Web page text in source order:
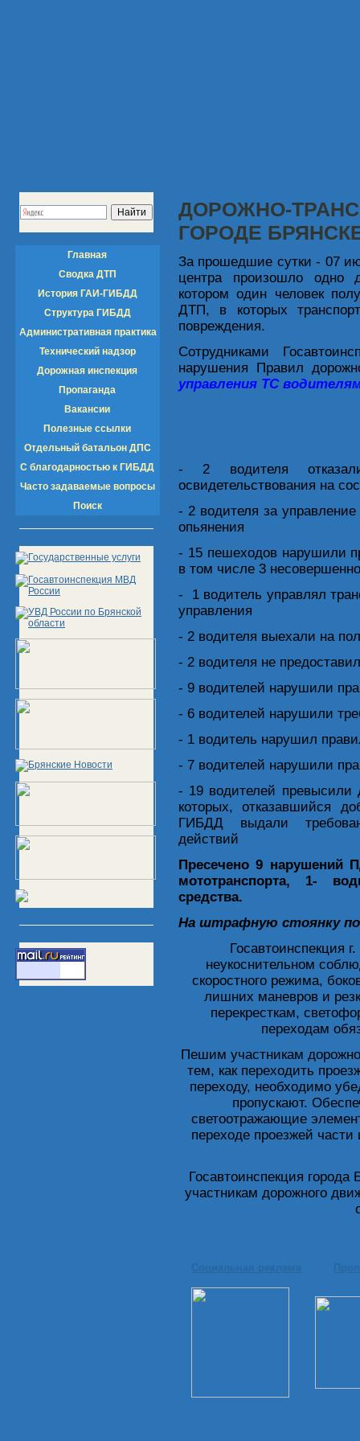
Главная
Сводка ДТП
История ГАИ-ГИБДД
Структура ГИБДД
Административная практика
Технический надзор
Дорожная инспекция
Пропаганда
Вакансии
Полезные ссылки
Отдельный батальон ДПС
С благодарностью к ГИБДД
Часто задаваемые вопросы
Поиск
ДОРОЖНО-
ГОРОДЕ
За прошедшие сутки - 07
центра произошло одно
котором один человек
ДТП, в которых
повреждения.
Сотрудниками
нарушения Правил
управления ТС
- 2 водителя
освидетельствования на
- 2 водителя за
опьянения
- 15 пешеходов нарушили
в том числе 3
- 1 водитель управлял
управления
- 2 водителя выехали на
- 2 водителя не
- 9 водителей нарушили
- 6 водителей нарушили
- 1 водитель нарушил
- 7 водителей нарушили
- 19 водителей превысили
которых, отказавшийся
ГИБДД выдали
действий
Пресечено 9 нарушений
мототранспорта, 1-
средства.
На штрафную стоянку
Госавтоинспекция
неукоснительном
скоростного режима,
лишних маневров и
перекресткам,
переходам
Пешим участникам
тем, как переходить
переходу, необходимо
пропускают.
светоотражающие
переходе проезжей
Госавтоинспекция города
участникам дорожного